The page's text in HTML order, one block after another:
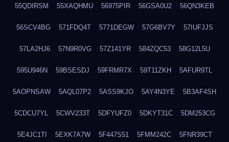
55QDIRSM 55XAQHMU 56975PIR 56GSA0U2 56QN3KEB
56SCV4BG 571FDQ4T 5771DEGW 57G6BV7Y 57IUFJJS
57LA2HJ6 57N9R0VG 57Z141YR 584ZQC53 58G12L5U
595U946N 59BSESDJ 59FRMR7X 59T11ZKH 5AFUR9TL
5AOPNSAW 5AQL07P2 5ASS9KJO 5AY4N3YE 5B3AF4SH
5CDCU7YL 5CWV233T 5DFYUFZ0 5DKYT31C 5DM253CG
5E4JC1TI 5EXK7A7W 5F447S51 5FMM242C 5FNR39CT